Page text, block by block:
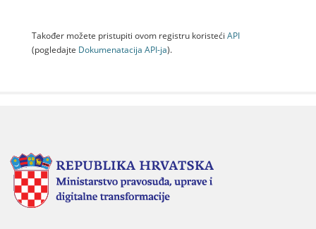
Također možete pristupiti ovom registru koristeći API
(pogledajte Dokumenаtаcijа API-jа).